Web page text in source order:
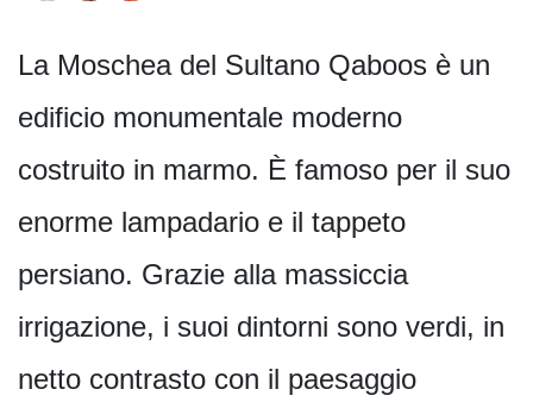
La Moschea del Sultano Qaboos è un
edificio monumentale moderno
costruito in marmo. È famoso per il suo
enorme lampadario e il tappeto
persiano. Grazie alla massiccia
irrigazione, i suoi dintorni sono verdi, in
netto contrasto con il paesaggio